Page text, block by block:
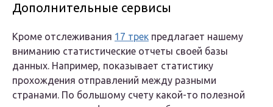
Дополнительные сервисы
Кроме отслеживания 17 трек предлагает нашему
вниманию статистические отчеты своей базы
данных. Например, показывает статистику
прохождения отправлений между разными
странами. По большому счету какой-то полезной